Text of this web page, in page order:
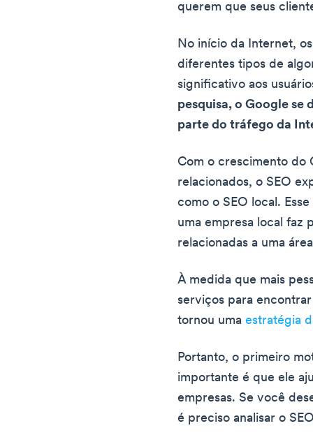
querem que seus
No início da Internet,
diferentes tipos de
significativo aos
pesquisa, o Google se
parte do tráfego da
Com o crescimento do
relacionados, o SEO
como o SEO local.
uma empresa local faz
relacionadas a uma
À medida que mais
serviços para
tornou umaestratégia
Portanto, o primeiro
importante é que ele
empresas. Se você
é preciso analisar o